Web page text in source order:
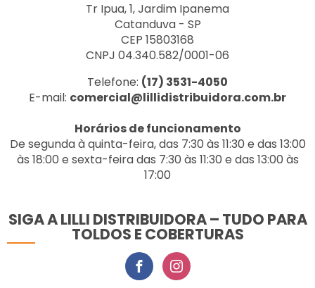
Tr Ipua, 1, Jardim Ipanema
Catanduva - SP
CEP 15803168
CNPJ 04.340.582/0001-06
Telefone: (17) 3531-4050
E-mail: comercial@lillidistribuidora.com.br
Horários de funcionamento
De segunda à quinta-feira, das 7:30 às 11:30 e das 13:00
às 18:00 e sexta-feira das 7:30 às 11:30 e das 13:00 às
17:00
SIGA A LILLI DISTRIBUIDORA – TUDO PARA
TOLDOS E COBERTURAS